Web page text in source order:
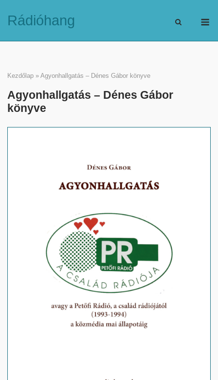
Rádióhang
Kezdőlap » Agyonhallgatás – Dénes Gábor könyve
Agyonhallgatás – Dénes Gábor
könyve